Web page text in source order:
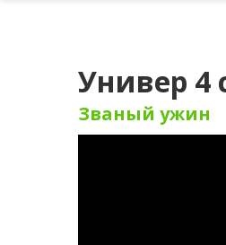
Универ 4
Званый ужин